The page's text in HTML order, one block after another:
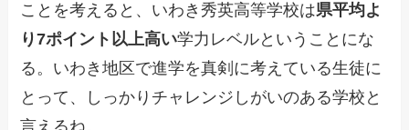
ことを考えると、いわき秀英高等学校は県平均よ
り7ポイント以上高い学力レベルということにな
る。いわき地区で進学を真剣に考えている生徒に
とって、しっかりチャレンジしがいのある学校と